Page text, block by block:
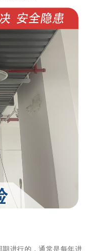
进行的，通常是每年进